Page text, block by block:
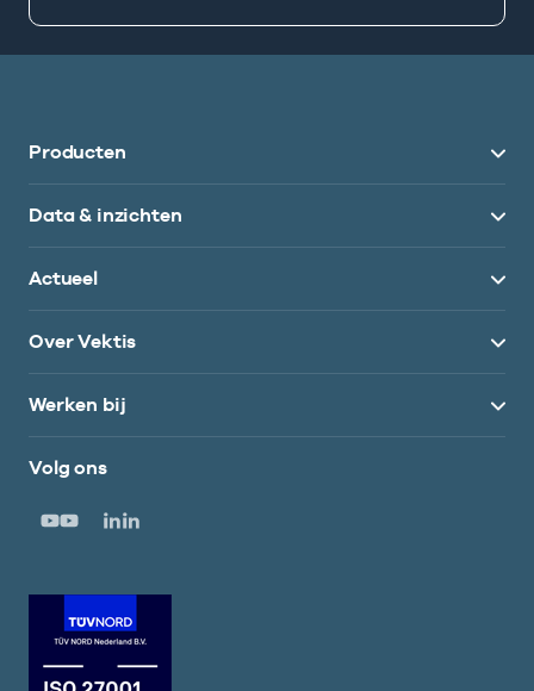
Producten
Data & inzichten
Actueel
Over Vektis
Werken bij
Volg ons